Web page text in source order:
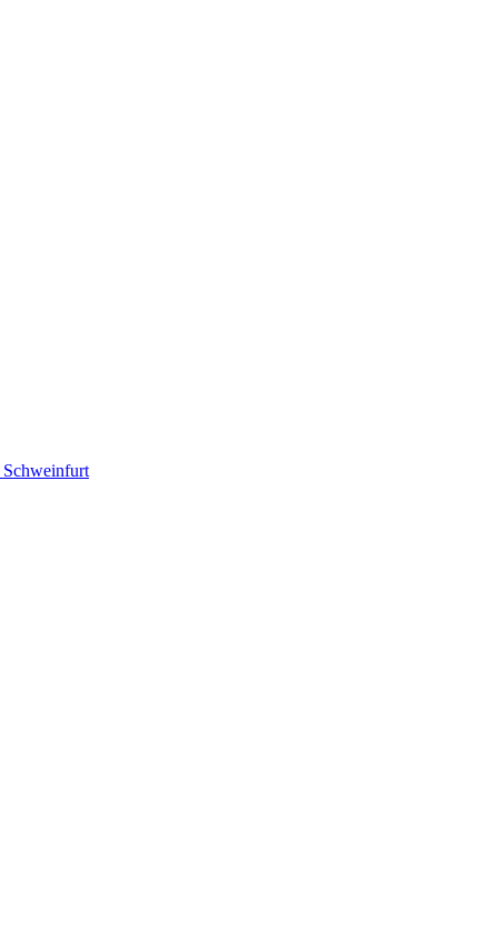
Schweinfurt